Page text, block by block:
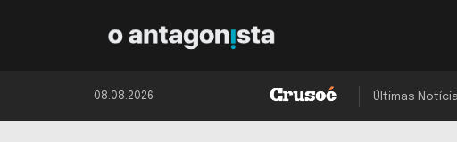
08.08.2026 Últimas